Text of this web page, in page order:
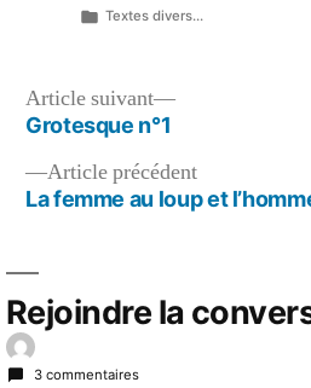
Publié
Textes divers...
Navigation
de
l’article
Article précédentArticle
précédent :
La femme au loup et
Article suivant
Article
Grotesque n°1
Rejoindre la
3 commentaires